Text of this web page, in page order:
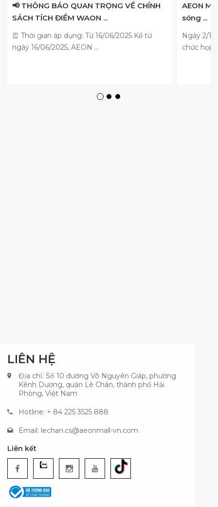
📢 THÔNG BÁO QUAN TRỌNG VỀ CHÍNH
SÁCH TÍCH ĐIỂM WAON ...
⏰ Thời gian áp dụng: Từ 16/06/2025 Kể từ
ngày 16/06/2025, AEON ...
AEON
sóng ...
Ngày 2/
chức họp
LIÊN HỆ
Địa chỉ: Số 10 đường Võ Nguyên Giáp, phường
Kênh Dương, quận Lê Chân, thành phố Hải
Phòng, Việt Nam
Hotline: + 84 225 3525 888
Email: lechan.cs@aeonmall-vn.com
Liên kết